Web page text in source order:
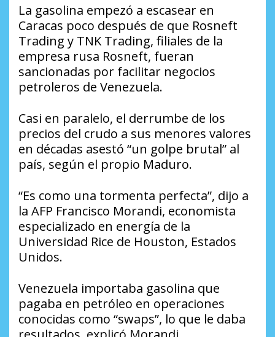
La gasolina empezó a escasear en
Caracas poco después de que Rosneft
Trading y TNK Trading, filiales de la
empresa rusa Rosneft, fueran
sancionadas por facilitar negocios
petroleros de Venezuela.
Casi en paralelo, el derrumbe de los
precios del crudo a sus menores valores
en décadas asestó “un golpe brutal” al
país, según el propio Maduro.
“Es como una tormenta perfecta”, dijo a
la AFP Francisco Morandi, economista
especializado en energía de la
Universidad Rice de Houston, Estados
Unidos.
Venezuela importaba gasolina que
pagaba en petróleo en operaciones
conocidas como “swaps”, lo que le daba